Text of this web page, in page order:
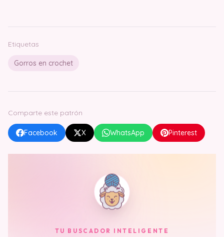
Etiquetas
Gorros en crochet
Comparte este patrón
Facebook X WhatsApp Pinterest
TU BUSCADOR INTELIGENTE